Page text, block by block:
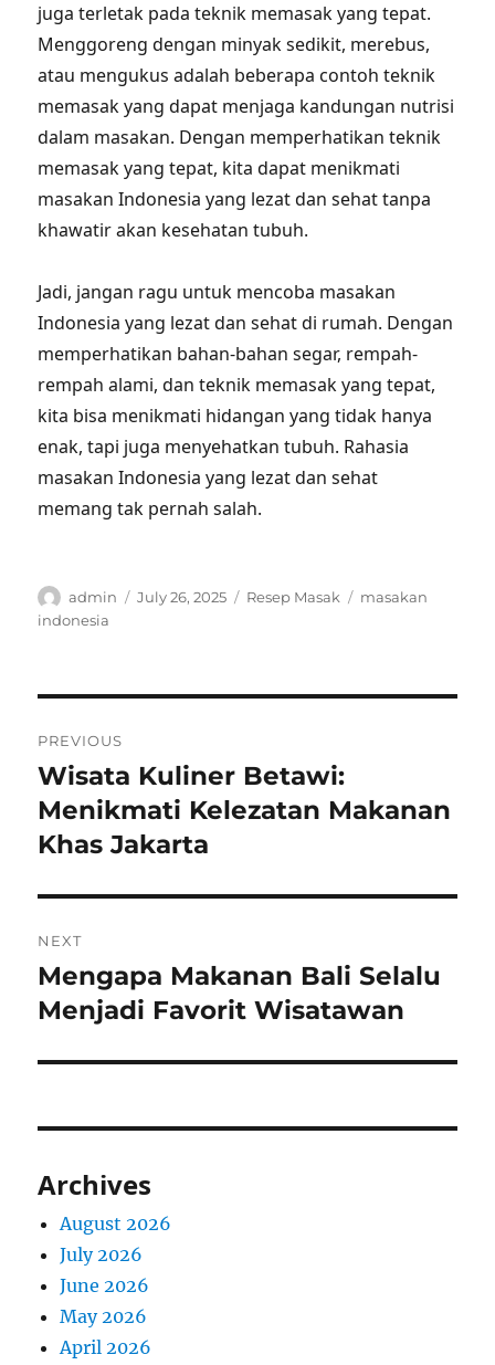
juga terletak pada teknik memasak yang tepat.
Menggoreng dengan minyak sedikit, merebus,
atau mengukus adalah beberapa contoh teknik
memasak yang dapat menjaga kandungan nutrisi
dalam masakan. Dengan memperhatikan teknik
memasak yang tepat, kita dapat menikmati
masakan Indonesia yang lezat dan sehat tanpa
khawatir akan kesehatan tubuh.
Jadi, jangan ragu untuk mencoba masakan
Indonesia yang lezat dan sehat di rumah. Dengan
memperhatikan bahan-bahan segar, rempah-
rempah alami, dan teknik memasak yang tepat,
kita bisa menikmati hidangan yang tidak hanya
enak, tapi juga menyehatkan tubuh. Rahasia
masakan Indonesia yang lezat dan sehat
memang tak pernah salah.
Author
admin
Posted
July 26, 2025 Categories
Resep Masak Tags
masakan
indonesia
navigation
PREVIOUS
Previous
post:
Wisata Kuliner Betawi:
Menikmati Kelezatan Makanan
Khas Jakarta
NEXT
Next
post:
Mengapa Makanan Bali Selalu
Menjadi Favorit Wisatawan
Archives
August 2026
July 2026
June 2026
May 2026
April 2026